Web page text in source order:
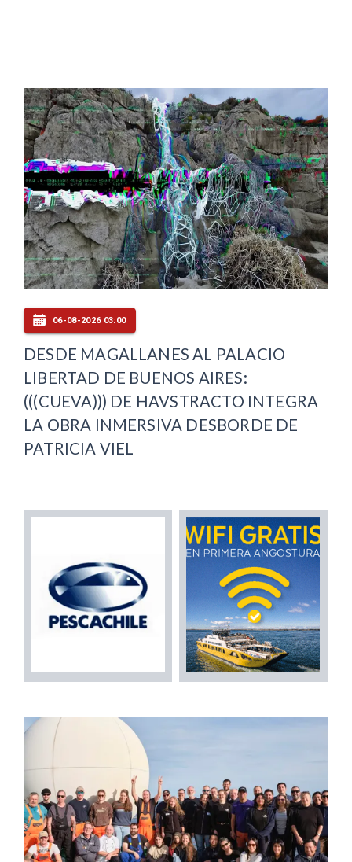
06-08-2026 03:00
DESDE MAGALLANES AL PALACIO
LIBERTAD DE BUENOS AIRES:
(((CUEVA))) DE HAVSTRACTO INTEGRA
LA OBRA INMERSIVA DESBORDE DE
PATRICIA VIEL